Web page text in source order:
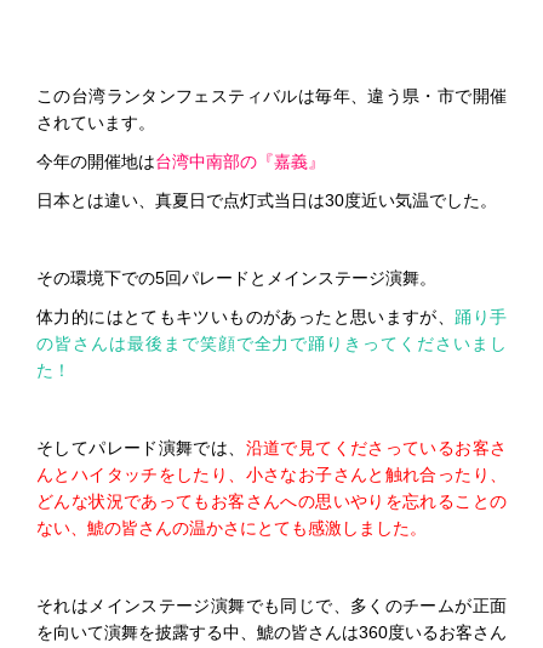
この台湾ランタンフェスティバルは毎年、違う県・市で開催
されています。
今年の開催地は台湾中南部の『嘉義』
日本とは違い、真夏日で点灯式当日は30度近い気温でした。
その環境下での5回パレードとメインステージ演舞。
体力的にはとてもキツいものがあったと思いますが、 踊り手
の皆さんは最後まで笑顔で全力で踊りきってくださいまし
た！
そしてパレード演舞では、 沿道で見てくださっているお客さ
んとハイタッチをしたり、小さなお子さんと触れ合ったり、
どんな状況であってもお客さんへの思いやりを忘れることの
ない、鯱の皆さんの温かさにとても感激しました。
それはメインステージ演舞でも同じで、多くのチームが正面
を向いて演舞を披露する中、鯱の皆さんは360度いるお客さん